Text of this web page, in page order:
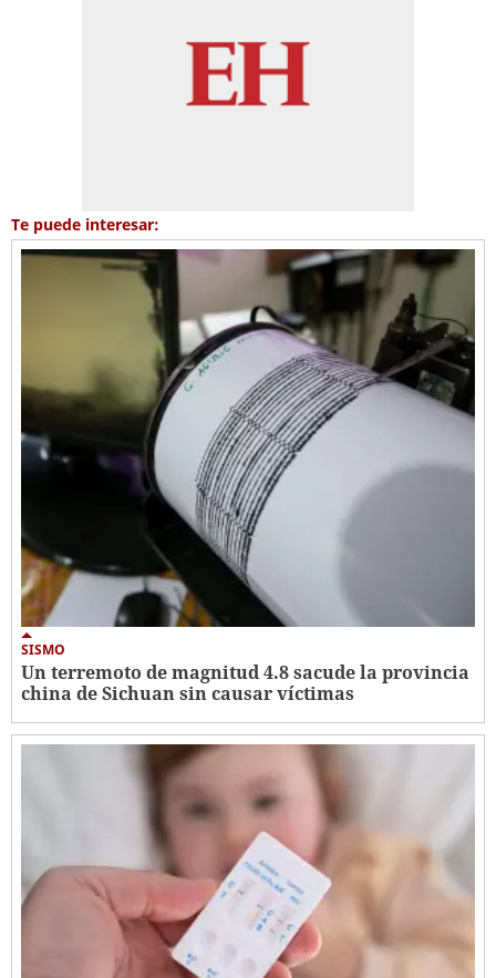
Te puede interesar:
SISMO
Un terremoto de magnitud 4.8 sacude la provincia
china de Sichuan sin causar víctimas